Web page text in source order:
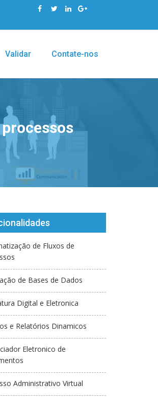
Validar Contate-nos
de Fluxos de
de Bases de Dados
Digital e Eletronica
e Relatórios Dinamicos
Eletronico de
Administrativo Virtual